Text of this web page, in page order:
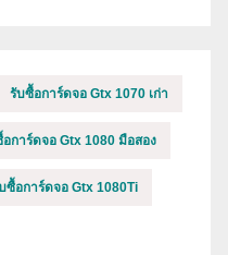
รับซื้อการ์ดจอ Gtx 1070 เก่า
การ์ดจอ Gtx 1080 มือสอง
ซื้อการ์ดจอ Gtx 1080Ti